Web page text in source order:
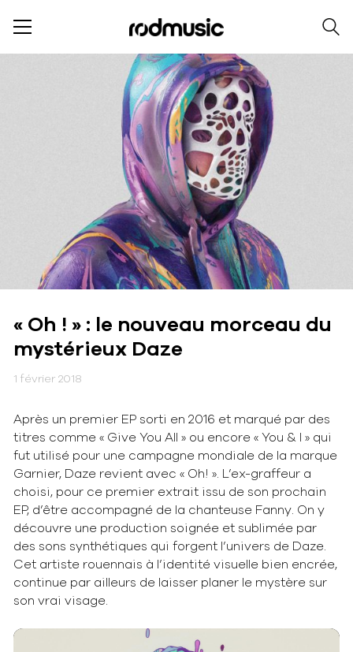
« Oh ! » : le nouveau morceau du
mystérieux Daze
1 février 2018
Après un premier EP sorti en 2016 et marqué par des
titres comme « Give You All » ou encore « You & I » qui
fut utilisé pour une campagne mondiale de la marque
Garnier, Daze revient avec « Oh! ». L’ex-graffeur a
choisi, pour ce premier extrait issu de son prochain
EP, d’être accompagné de la chanteuse Fanny. On y
découvre une production soignée et sublimée par
des sons synthétiques qui forgent l’univers de Daze.
Cet artiste rouennais à l’identité visuelle bien encrée,
continue par ailleurs de laisser planer le mystère sur
son vrai visage.